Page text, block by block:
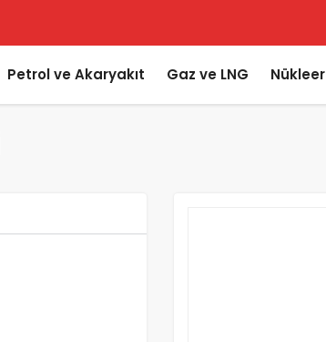
Petrol ve Akaryakıt Gaz ve LNG Nükleer